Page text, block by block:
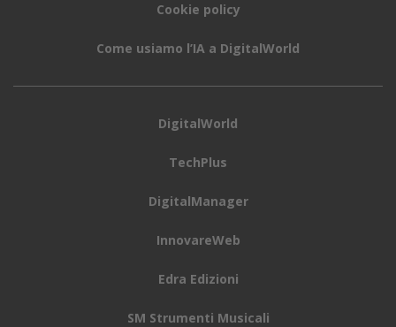
Cookie policy
Come usiamo l’IA a DigitalWorld
DigitalWorld
TechPlus
DigitalManager
InnovareWeb
Edra Edizioni
SM Strumenti Musicali